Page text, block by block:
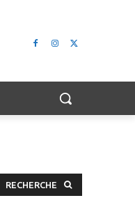
RECHERCHE